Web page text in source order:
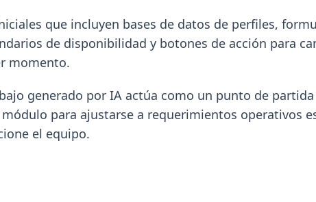
que incluyen bases de datos de perfiles,
de disponibilidad y botones de acción para
momento.
generado por IA actúa como un punto de
para ajustarse a requerimientos operativos
el equipo.